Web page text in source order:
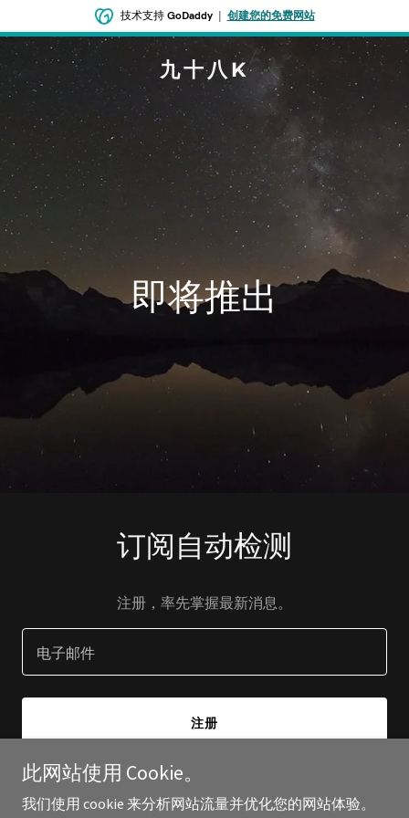
技术支持 GoDaddy| 创建您的免费网站
九十八K
即将推出
订阅自动检测
注册，率先掌握最新消息。
电子邮件
注册
此网站使用 Cookie。
我们使用 cookie 来分析网站流量并优化您的网站体验。